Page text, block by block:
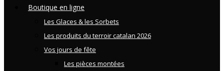
Boutique en ligne
Les Glaces & les Sorbets
Les produits du terroir catalan 2026
Vos jours de fête
Les pièces montées